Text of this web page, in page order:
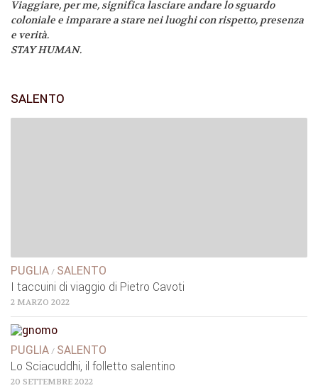
Viaggiare, per me, significa lasciare andare lo sguardo
coloniale e imparare a stare nei luoghi con rispetto, presenza
e verità.
STAY HUMAN.
SALENTO
PUGLIA / SALENTO
I taccuini di viaggio di Pietro Cavoti
2 MARZO 2022
PUGLIA / SALENTO
Lo Sciacuddhi, il folletto salentino
20 SETTEMBRE 2022